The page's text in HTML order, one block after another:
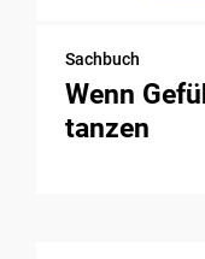
Sachbuch
Wenn
tanzen